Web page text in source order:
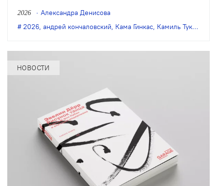
дом». В афишу вошли 8 спектаклей из
Москвы, Новосибирска, Альметьевска,
2026
Александра Денисова
2026, андрей кончаловский, Кама Гинкас, Камиль Тукаев
НОВОСТИ